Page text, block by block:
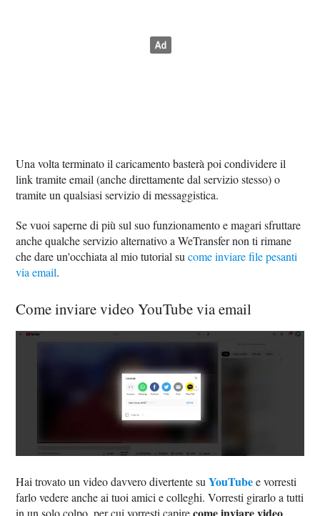
Una volta terminato il caricamento basterà poi condividere il
link tramite email (anche direttamente dal servizio stesso) o
tramite un qualsiasi servizio di messaggistica.
Se vuoi saperne di più sul suo funzionamento e magari sfruttare
anche qualche servizio alternativo a WeTransfer non ti rimane
che dare un'occhiata al mio tutorial sucome inviare file pesanti
via email.
Come inviare video YouTube via email
Hai trovato un video davvero divertente suYouTubee vorresti
farlo vedere anche ai tuoi amici e colleghi. Vorresti girarlo a tutti
in un solo colpo, per cui vorresti capirecome inviare video